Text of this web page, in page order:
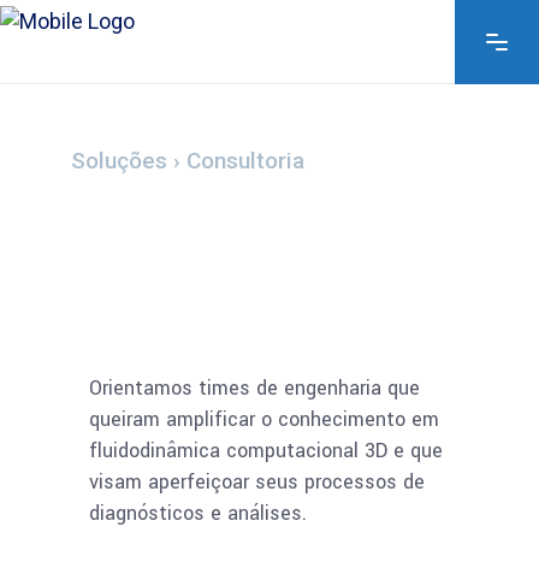
Orientamos times de engenharia que
queiram amplificar o conhecimento em
fluidodinâmica computacional 3D e que
visam aperfeiçoar seus processos de
diagnósticos e análises.